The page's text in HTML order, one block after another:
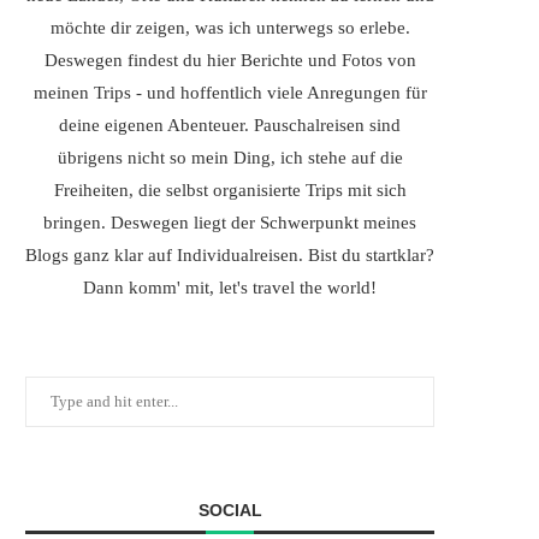
möchte dir zeigen, was ich unterwegs so erlebe.
Deswegen findest du hier Berichte und Fotos von
meinen Trips - und hoffentlich viele Anregungen für
deine eigenen Abenteuer. Pauschalreisen sind
übrigens nicht so mein Ding, ich stehe auf die
Freiheiten, die selbst organisierte Trips mit sich
bringen. Deswegen liegt der Schwerpunkt meines
Blogs ganz klar auf Individualreisen. Bist du startklar?
Dann komm' mit, let's travel the world!
SOCIAL